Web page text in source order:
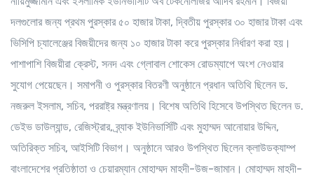
দলগুলোর জন্য প্রথম পুরস্কার ৫০ হাজার টাকা, দ্বিতীয় পুরস্কার ৩০ হাজার টাকা এবং
ভিসিপি চ্যালেঞ্জের বিজয়ীদের জন্য ১০ হাজার টাকা করে পুরস্কার নির্ধারণ করা হয়।
পাশাপাশি বিজয়ীরা ক্রেস্ট, সনদ এবং গ্লোবাল শোকেস রোডম্যাপে অংশ নেওয়ার
সুযোগ পেয়েছেন। সমাপনী ও পুরস্কার বিতরণী অনুষ্ঠানে প্রধান অতিথি ছিলেন ড.
নজরুল ইসলাম, সচিব, পররাষ্ট্র মন্ত্রণালয়। বিশেষ অতিথি হিসেবে উপস্থিত ছিলেন ড.
ডেইভ ডাউল্যান্ড, রেজিস্ট্রার, ব্র্যাক ইউনিভার্সিটি এবং মুহাম্মদ আনোয়ার উদ্দিন,
অতিরিক্ত সচিব, আইসিটি বিভাগ। অনুষ্ঠানে আরও উপস্থিত ছিলেন ক্লাউডক্যাম্প
বাংলাদেশের প্রতিষ্ঠাতা ও চেয়ারম্যান মোহাম্মদ মাহদী-উজ-জামান। মোহাম্মদ মাহদী-